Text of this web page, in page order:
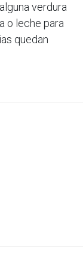
verdura
o leche para
quedan